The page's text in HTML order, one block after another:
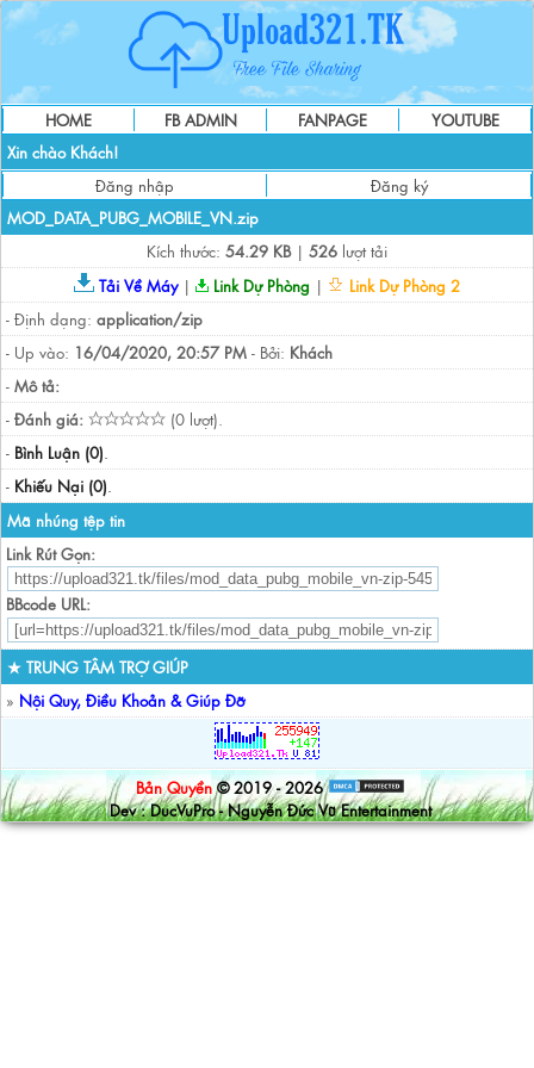
HOME FB ADMIN FANPAGE
YOUTUBE
Xin chào Khách!
Đăng nhập
Đăng ký
MOD_DATA_PUBG_MOBILE_VN.zip
Kích thước: 54.29 KB| 526 lượt tải
Tải Về Máy| Link Dự Phòng |
Link Dự Phòng 2
- Định dạng: application/zip
- Up vào: 16/04/2020, 20:57 PM - Bởi: Khách
- Mô tả:
- Đánh giá:
(0 lượt).
- Bình Luận (0).
- Khiếu Nại (0).
Mã nhúng tệp tin
Link Rút Gọn:
BBcode URL:
★ TRUNG TÂM TRỢ GIÚP
» Nội Quy, Điều Khoản & Giúp Đỡ
Bản Quyền © 2019 - 2026
Dev : DucVuPro - Nguyễn Đức Vũ Entertainment